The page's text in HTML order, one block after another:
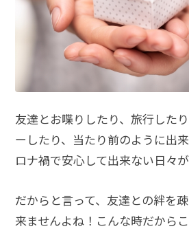
友達とお喋りしたり、旅行した
ーしたり、当たり前のように出
ロナ禍で安心して出来ない日々が
だからと言って、友達との絆を
来ませんよね！こんな時だから